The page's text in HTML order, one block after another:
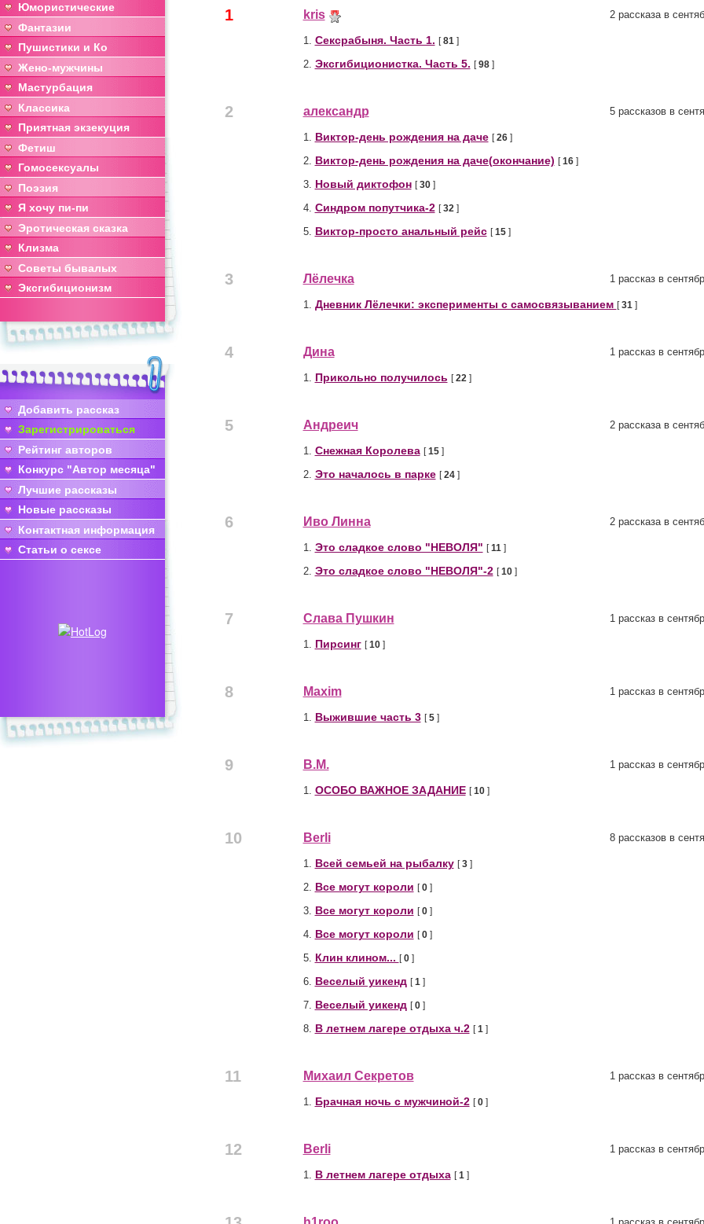
Юмористические
Фантазии
Пушистики и Ко
Жено-мужчины
Мастурбация
Классика
Приятная экзекуция
Фетиш
Гомосексуалы
Поэзия
Я хочу пи-пи
Эротическая сказка
Клизма
Советы бывалых
Эксгибиционизм
Добавить рассказ
Зарегистрироваться
Рейтинг авторов
Конкурс "Автор месяца"
Лучшие рассказы
Новые рассказы
Контактная информация
Статьи о сексе
1 kris 2 рассказа в
1. Сексрабыня. Часть 1. [81]
2. Эксгибиционистка. Часть 5. [98]
2 александр 5 рассказов в
1. Виктор-день рождения на даче [26]
2. Виктор-день рождения на даче(окончание) [16]
3. Новый диктофон [30]
4. Синдром попутчика-2 [32]
5. Виктор-просто анальный рейс [15]
3 Лёлечка 1 рассказ в
1. Дневник Лёлечки: эксперименты с самосвязыванием [31]
4 Дина 1 рассказ в
1. Прикольно получилось [22]
5 Андреич 2 рассказа в
1. Снежная Королева [15]
2. Это началось в парке [24]
6 Иво Линна 2 рассказа в
1. Это сладкое слово "НЕВОЛЯ" [11]
2. Это сладкое слово "НЕВОЛЯ"-2 [10]
7 Слава Пушкин 1 рассказ в
1. Пирсинг [10]
8 Maxim 1 рассказ в
1. Выжившие часть 3 [5]
9 В.М. 1 рассказ в
1. ОСОБО ВАЖНОЕ ЗАДАНИЕ [10]
10 Berli 8 рассказов в
1. Всей семьей на рыбалку [3]
2. Все могут короли [0]
3. Все могут короли [0]
4. Все могут короли [0]
5. Клин клином... [0]
6. Веселый уикенд [1]
7. Веселый уикенд [0]
8. В летнем лагере отдыха ч.2 [1]
11 Михаил Секретов 1 рассказ в
1. Брачная ночь с мужчиной-2 [0]
12 Berli 1 рассказ в
1. В летнем лагере отдыха [1]